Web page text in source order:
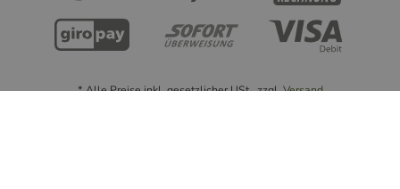
* Alle Preise inkl. gesetzlicher USt., zzgl.Versand